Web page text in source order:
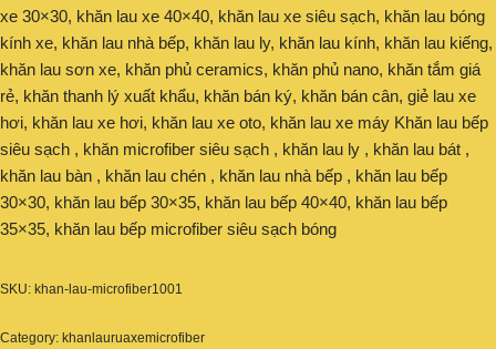
xe 30×30, khăn lau xe 40×40, khăn lau xe siêu sạch, khăn lau bóng
kính xe, khăn lau nhà bếp, khăn lau ly, khăn lau kính, khăn lau kiếng,
khăn lau sơn xe, khăn phủ ceramics, khăn phủ nano, khăn tắm giá
rẻ, khăn thanh lý xuất khẩu, khăn bán ký, khăn bán cân, giẻ lau xe
hơi, khăn lau xe hơi, khăn lau xe oto, khăn lau xe máy Khăn lau bếp
siêu sạch , khăn microfiber siêu sạch , khăn lau ly , khăn lau bát ,
khăn lau bàn , khăn lau chén , khăn lau nhà bếp , khăn lau bếp
30×30, khăn lau bếp 30×35, khăn lau bếp 40×40, khăn lau bếp
35×35, khăn lau bếp microfiber siêu sạch bóng
SKU: khan-lau-microfiber1001
Category: khanlauruaxemicrofiber